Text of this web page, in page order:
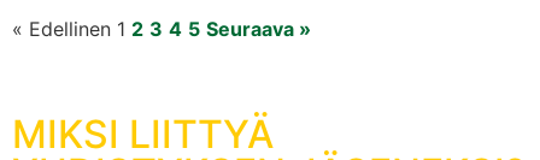
« Edellinen 1 2 3 4 5 Seuraava »
MIKSI LIITTYÄ